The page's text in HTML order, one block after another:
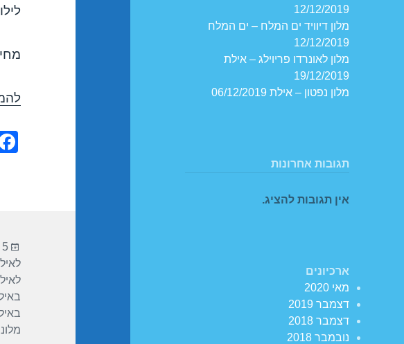
12/12/2019
מלון דיוויד ים המלח – ים המלח
12/12/2019
מלון לאונרדו פריוילג – אילת
19/12/2019
מלון נפטון – אילת 06/12/2019
תגובות אחרונות
אין תגובות להציג.
ארכיונים
מאי 2020
דצמבר 2019
דצמבר 2018
נובמבר 2018
5 בנובמבר 2018